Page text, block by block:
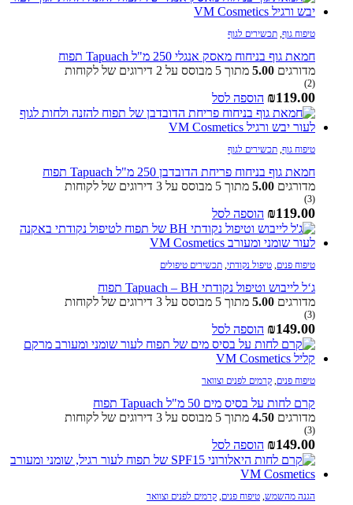
טיפוח גוף תכשירים לגוף
חמאת גוף בניחוח מאסק אנגלי 250 מ"ל Tapuach תפוח
מדורגים 5.00 מתוך 5 מבוסס על 2 דירוגים של לקוחות
(2)
₪119.00 הוספה לסל
טיפוח גוף תכשירים לגוף
חמאת גוף בניחוח פריחת הדובדבן 250 מ"ל Tapuach תפוח
מדורגים 5.00 מתוך 5 מבוסס על 3 דירוגים של לקוחות
(3)
₪119.00 הוספה לסל
טיפוח פנים טיפול נקודתי תכשירים טיפולים
ג‘ל לייבוש וטיפול נקודתי Tapuach – BH תפוח
מדורגים 5.00 מתוך 5 מבוסס על 3 דירוגים של לקוחות
(3)
₪149.00 הוספה לסל
טיפוח פנים קרמים לפנים וצוואר
קרם לחות על בסיס מים 50 מ"ל Tapuach תפוח
מדורגים 4.50 מתוך 5 מבוסס על 3 דירוגים של לקוחות
(3)
₪149.00 הוספה לסל
הגנה מהשמש טיפוח פנים קרמים לפנים וצוואר